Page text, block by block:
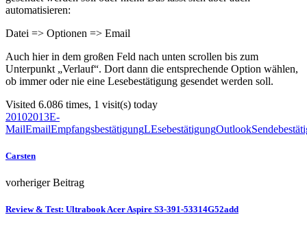
automatisieren:
Datei => Optionen => Email
Auch hier in dem großen Feld nach unten scrollen bis zum
Unterpunkt „Verlauf“. Dort dann die entsprechende Option wählen,
ob immer oder nie eine Lesebestätigung gesendet werden soll.
Visited 6.086 times, 1 visit(s) today
20102013E-
MailEmailEmpfangsbestätigungLEsebestätigungOutlook
Carsten
vorheriger Beitrag
Review & Test: Ultrabook Acer Aspire S3-391-53314G52add